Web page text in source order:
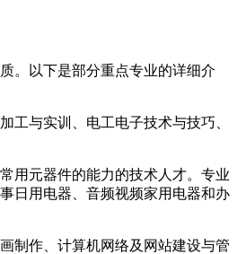
。以下是部分重点专业的详细介
工与实训、电工电子技术与技巧、
用元器件的能力的技术人才。专业
日用电器、音频视频家用电器和办
制作、计算机网络及网站建设与管